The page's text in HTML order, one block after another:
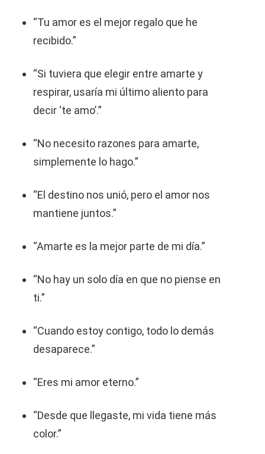
“Tu amor es el mejor regalo que he
recibido.”
“Si tuviera que elegir entre amarte y
respirar, usaría mi último aliento para
decir ‘te amo’.”
“No necesito razones para amarte,
simplemente lo hago.”
“El destino nos unió, pero el amor nos
mantiene juntos.”
“Amarte es la mejor parte de mi día.”
“No hay un solo día en que no piense en
ti.”
“Cuando estoy contigo, todo lo demás
desaparece.”
“Eres mi amor eterno.”
“Desde que llegaste, mi vida tiene más
color.”